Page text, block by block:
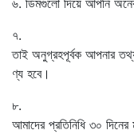
৬. ডিমগুলো দিয়ে আপনি
৭.
তাই অনুগ্রহপূর্বক আপনার
ণ্য হবে।
৮.
আমাদের প্রতিনিধি ৩০